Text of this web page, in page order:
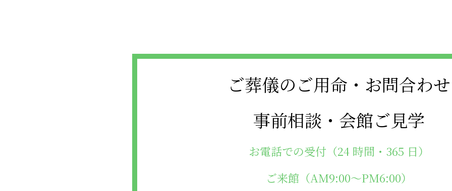
ご葬儀のご用命・ お問合わせ
事前相談・ 会館ご見学
お電話での受付 （24 時間・365 日）
ご来館 （AM9:00～PM6:00）